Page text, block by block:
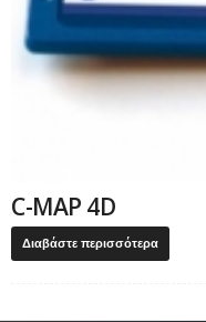
C-MAP 4D
Διαβάστε περισσότερα